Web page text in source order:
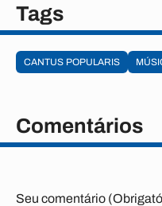
Tags
CANTUS POPULARIS
Comentários
Seu comentário